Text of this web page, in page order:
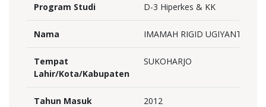
Program Studi D-3 Hiperkes & KK
Nama IMAMAH RIGID UGIYANTI
Tempat
Lahir/Kota/Kabupaten
SUKOHARJO
Tahun Masuk 2012